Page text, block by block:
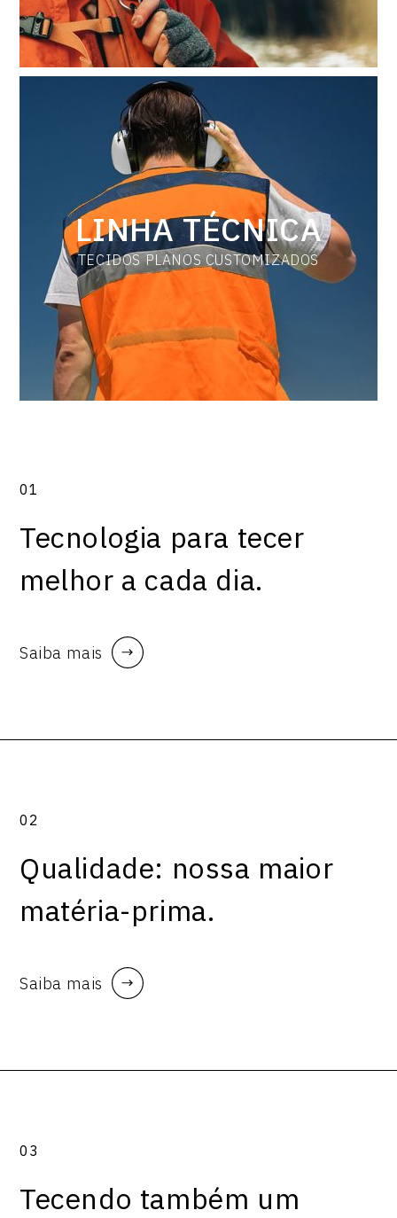
LINHA TÉCNICA
TECIDOS PLANOS CUSTOMIZADOS
01
Tecnologia para tecer
melhor a cada dia.
Saiba mais
02
Qualidade: nossa maior
matéria-prima.
Saiba mais
03
Tecendo também um